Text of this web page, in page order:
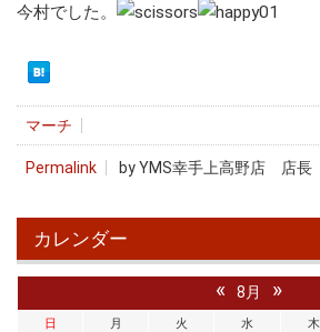
今村でした。
マーチ
Permalink by YMS幸手上高野店 店長
カレンダー
« 8月 »
日 月 火 水 木